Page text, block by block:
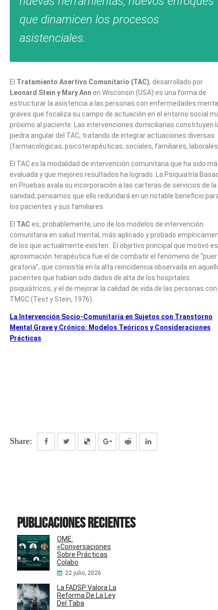
que dinamicen los procesos
asistenciales.
El Tratamiento Asertivo Comunitario (TAC), desarrollado por
Leonard Stein y Mary Ann en Wisconsin (USA) es una forma de
estructurar la asistencia a las personas con enfermedades
graves que focaliza su campo de actuación en el entorno social
próximo al paciente. Las intervenciones domiciliarias constituyen
piedra angular del TAC, tratando de integrar actuaciones diversas
(farmacológicas, psicoterapéuticas, sociales, familiares,
El TAC es la modalidad de intervención comunitaria que ha sido
evaluada y que mejores resultados ha logrado. La Psiquiatría
en Pruebas avala su incorporación a las carteras de servicios de la
sanidad; pensamos que ello redundará en un notable beneficio
los pacientes y sus familiares.
El TAC es, probablemente, uno de los modelos de intervención
comunitaria en salud mental, más aplicado y probado
de los que actualmente existen. El objetivo principal que motivó
aproximación terapéutica fue el de combatir el fenómeno de
giratoria”, que consistía en la alta reincidencia observada en
pacientes que habían sido dados de alta de los hospitales
psiquiátricos, y el de mejorar la calidad de vida de las personas con
TMGC (Test y Stein, 1976).
La Intervención Socio-Comunitaria en Sujetos con Transtorno
Mental Grave y Crónico: Modelos Teóricos y Consideraciones
Prácticas
Share:
Publicaciones recientes
OME:
«Conversaciones
Sobre Prácticas
Colabo
22 julio, 2026
La FADSP Valora La
Reforma De La Ley
Del Taba